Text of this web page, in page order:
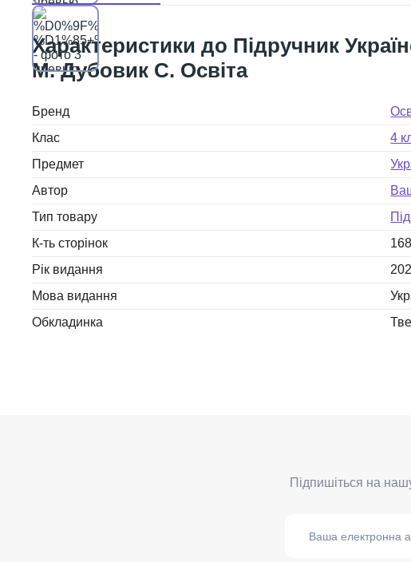
Підручник
М. Дубовик С. Освіта
Бренд
Клас
4
Предмет
Автор
Тип товару
К-ть сторінок
168
Рік видання
Мова видання
Обкладинка